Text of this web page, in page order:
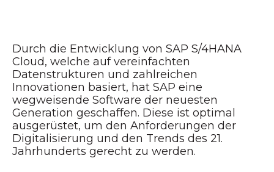
Durch die Entwicklung von SAP S/4HANA
Cloud, welche auf vereinfachten
Datenstrukturen und zahlreichen
Innovationen basiert, hat SAP eine
wegweisende Software der neuesten
Generation geschaffen. Diese ist optimal
ausgerüstet, um den Anforderungen der
Digitalisierung und den Trends des 21.
Jahrhunderts gerecht zu werden.